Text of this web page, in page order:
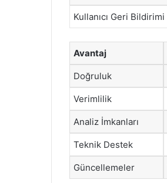
Kullanıcı Geri Bildirimi
Avantaj
Doğruluk
Verimlilik
Analiz İmkanları
Teknik Destek
Güncellemeler